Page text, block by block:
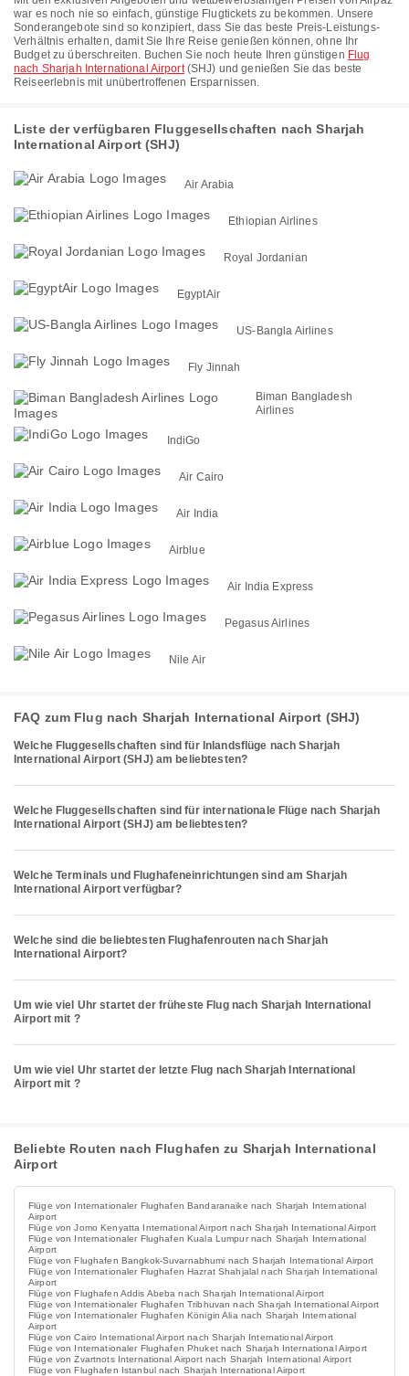
war es noch nie so einfach, günstige Flugtickets zu bekommen. Unsere
Sonderangebote sind so konzipiert, dass Sie das beste Preis-Leistungs-
Verhältnis erhalten, damit Sie Ihre Reise genießen können, ohne Ihr
Budget zu überschreiten. Buchen Sie noch heute Ihren günstigen Flug
nach Sharjah International Airport(SHJ) und genießen Sie das beste
Reiseerlebnis mit unübertroffenen Ersparnissen.
Liste der verfügbaren Fluggesellschaften nach Sharjah
International Airport (SHJ)
Air Arabia
Ethiopian Airlines
Royal Jordanian
EgyptAir
US-Bangla Airlines
Fly Jinnah
Biman Bangladesh
Airlines
IndiGo
Air Cairo
Air India
Airblue
Air India Express
Pegasus Airlines
Nile Air
FAQ zum Flug nach Sharjah International Airport (SHJ)
Welche Fluggesellschaften sind für Inlandsflüge nach Sharjah
International Airport (SHJ) am beliebtesten?
Welche Fluggesellschaften sind für internationale Flüge nach Sharjah
International Airport (SHJ) am beliebtesten?
Welche Terminals und Flughafeneinrichtungen sind am Sharjah
International Airport verfügbar?
Welche sind die beliebtesten Flughafenrouten nach Sharjah
International Airport?
Um wie viel Uhr startet der früheste Flug nach Sharjah International
Airport mit ?
Um wie viel Uhr startet der letzte Flug nach Sharjah International
Airport mit ?
Beliebte Routen nach Flughafen zu Sharjah International
Airport
Flüge von Internationaler Flughafen Bandaranaike nach Sharjah International
Airport
Flüge von Jomo Kenyatta International Airport nach Sharjah International Airport
Flüge von Internationaler Flughafen Kuala Lumpur nach Sharjah International
Airport
Flüge von Flughafen Bangkok-Suvarnabhumi nach Sharjah International Airport
Flüge von Internationaler Flughafen Hazrat Shahjalal nach Sharjah International
Airport
Flüge von Flughafen Addis Abeba nach Sharjah International Airport
Flüge von Internationaler Flughafen Tribhuvan nach Sharjah International Airport
Flüge von Internationaler Flughafen Königin Alia nach Sharjah International
Airport
Flüge von Cairo International Airport nach Sharjah International Airport
Flüge von Internationaler Flughafen Phuket nach Sharjah International Airport
Flüge von Zvartnots International Airport nach Sharjah International Airport
Flüge von Flughafen Istanbul nach Sharjah International Airport